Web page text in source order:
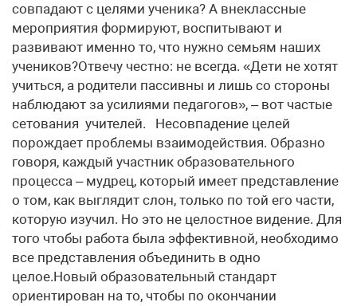
совпадают с целями ученика? А внеклассные
мероприятия формируют, воспитывают и
развивают именно то, что нужно семьям наших
учеников?Отвечу честно: не всегда. «Дети не хотят
учиться, а родители пассивны и лишь со стороны
наблюдают за усилиями педагогов», – вот частые
сетования учителей. Несовпадение целей
порождает проблемы взаимодействия. Образно
говоря, каждый участник образовательного
процесса – мудрец, который имеет представление
о том, как выглядит слон, только по той его части,
которую изучил. Но это не целостное видение. Для
того чтобы работа была эффективной, необходимо
все представления объединить в одно
целое.Новый образовательный стандарт
ориентирован на то, чтобы по окончании